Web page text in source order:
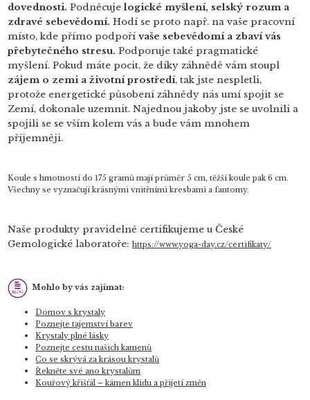
dovednosti. Podněcujelogické myšlení, selský rozum a
zdravé sebevědomí. Hodí se proto např. na vaše pracovní
místo, kde přímo podpořívaše sebevědomí a zbaví vás
přebytečného stresu.Podporuje také pragmatické
myšlení. Pokud máte pocit, že díky záhnědě vám stoupl
zájem o zemi a životní prostředí, tak jste nespletli,
protože energetické působení záhnědy nás umí spojit se
Zemí, dokonale uzemnit. Najednou jakoby jste se uvolnili a
spojili se se vším kolem vás a bude vám mnohem
příjemněji.
Koule s hmotností do 175 gramů mají průměr 5 cm, těžší koule pak 6 cm.
Všechny se vyznačují krásnými vnitřními kresbami a fantomy.
Naše produkty pravidelně certifikujeme u České
Gemologické laboratoře:https://www.yoga-day.cz/certifikaty/
Mohlo by vás zajímat:
Domov s krystaly
Poznejte tajemství barev
Krystaly plné lásky
Poznejte cestu našich kamenů
Co se skrývá za krásou krystalů
Řekněte své ano krystalům
Kouřový křišťál – kámen klidu a přijetí změn